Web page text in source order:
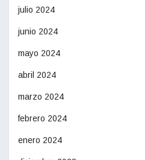
julio 2024
junio 2024
mayo 2024
abril 2024
marzo 2024
febrero 2024
enero 2024